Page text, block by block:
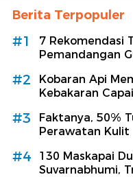
Berita Terpopuler
#1
7 Rekomendasi
Pemandangan
#2
Kobaran Api
Kebakaran
#3
Faktanya, 50%
Perawatan Kulit
#4
130 Maskapai
Suvarnabhumi,